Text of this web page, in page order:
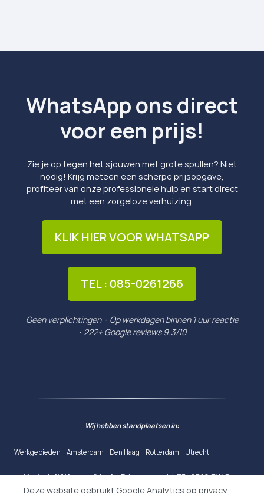
WhatsApp ons direct
voor een prijs!
Zie je op tegen het sjouwen met grote spullen? Niet
nodig! Krijg meteen een scherpe prijsopgave,
profiteer van onze professionele hulp en start direct
met een zorgeloze verhuizing.
KLIK HIER VOOR WHATSAPP
TEL : 085-0261266
Geen verplichtingen · Op werkdagen binnen 1 uur reactie
· 222+ Google reviews 9.3/10
Wij hebben standplaatsen in:
Werkgebieden Amsterdam Den Haag Rotterdam Utrecht
Verhuislifthuren24.nl· Prinsengracht 35, 2512 EW Den
Haag ·085-0261266·WhatsApp· KvK92157564· BTW
Deze website gebruikt Google Analytics op privacy